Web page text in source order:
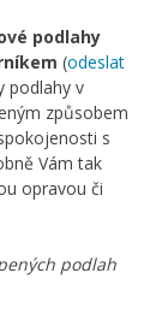
podlahy
(odeslat
podlahy v
způsobem
s
Vám tak
opravou či
podlah